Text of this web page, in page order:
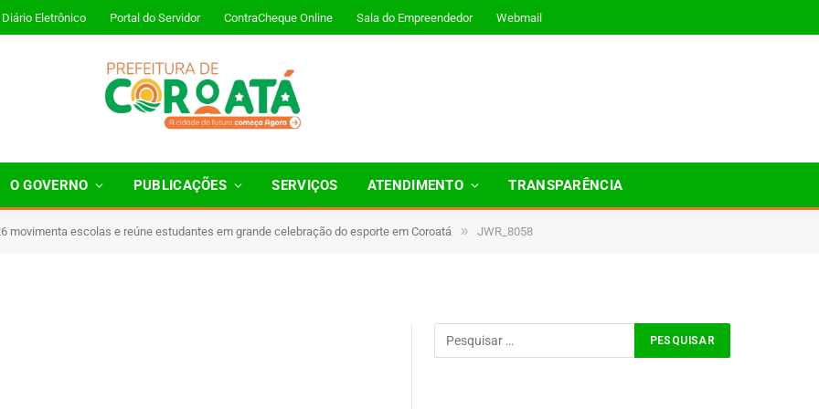
Diário Eletrônico Portal do Servidor ContraCheque Online Sala do Empreendedor Webmail
O GOVERNO PUBLICAÇÕES SERVIÇOS ATENDIMENTO TRANSPARÊNCIA
movimenta escolas e reúne estudantes em grande celebração do esporte em Coroatá » JWR_8058